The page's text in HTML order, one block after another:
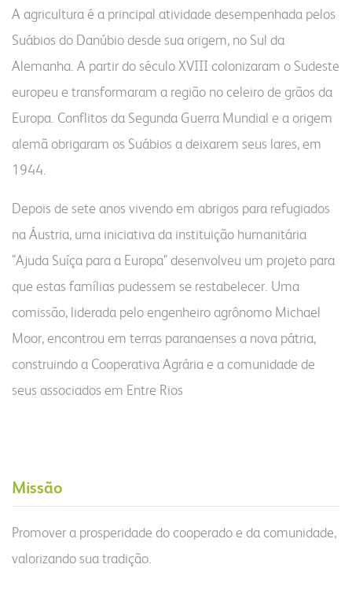
A agricultura é a principal atividade desempenhada pelos
Suábios do Danúbio desde sua origem, no Sul da
Alemanha. A partir do século XVIII colonizaram o Sudeste
europeu e transformaram a região no celeiro de grãos da
Europa. Conflitos da Segunda Guerra Mundial e a origem
alemã obrigaram os Suábios a deixarem seus lares, em
1944.
Depois de sete anos vivendo em abrigos para refugiados
na Áustria, uma iniciativa da instituição humanitária
"Ajuda Suíça para a Europa" desenvolveu um projeto para
que estas famílias pudessem se restabelecer. Uma
comissão, liderada pelo engenheiro agrônomo Michael
Moor, encontrou em terras paranaenses a nova pátria,
construindo a Cooperativa Agrária e a comunidade de
seus associados em Entre Rios
Missão
Promover a prosperidade do cooperado e da comunidade,
valorizando sua tradição.